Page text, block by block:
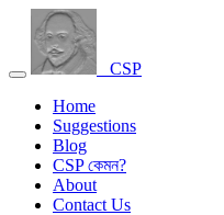
CSP
Home
Suggestions
Blog
CSP কেমন?
About
Contact Us